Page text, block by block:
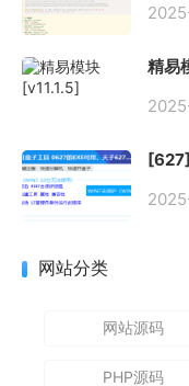
精易
网站分类
网站源码
PHP源码